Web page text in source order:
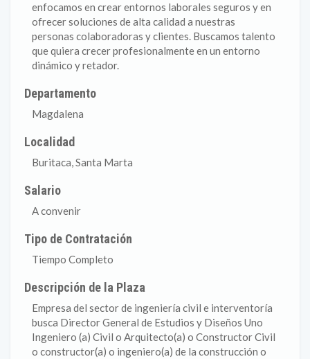
enfocamos en crear entornos laborales seguros y en
ofrecer soluciones de alta calidad a nuestras
personas colaboradoras y clientes. Buscamos talento
que quiera crecer profesionalmente en un entorno
dinámico y retador.
Departamento
Magdalena
Localidad
Buritaca, Santa Marta
Salario
A convenir
Tipo de Contratación
Tiempo Completo
Descripción de la Plaza
Empresa del sector de ingeniería civil e interventoría
busca Director General de Estudios y Diseños Uno
Ingeniero (a) Civil o Arquitecto(a) o Constructor Civil
o constructor(a) o ingeniero(a) de la construcción o